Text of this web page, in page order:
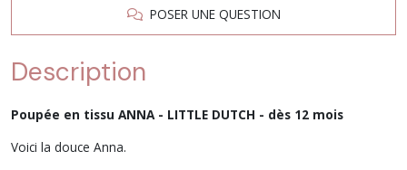
POSER UNE QUESTION
Description
Poupée en tissu ANNA - LITTLE DUTCH - dès 12 mois
Voici la douce Anna.